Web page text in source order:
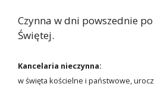
Czynna w dni powszednie
Świętej.
Kancelaria nieczynna:
w święta kościelne i państwowe,